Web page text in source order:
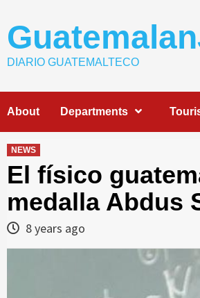
content
DIARIO GUATEMALTECO
About Departments
NEWS
El físico
medalla Abdus
8 years ago